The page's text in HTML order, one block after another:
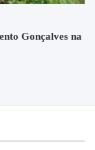
Gonçalves na